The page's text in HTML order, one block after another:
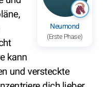
Neumond
(Erste Phase)
kann
und versteckte